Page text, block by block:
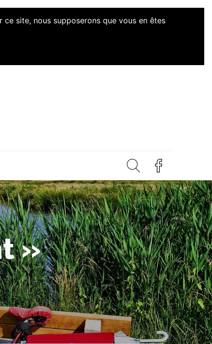
»
site, nous supposerons que vous en êtes